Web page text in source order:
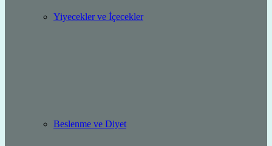
Yiyecekler ve İçecekler
Beslenme ve Diyet